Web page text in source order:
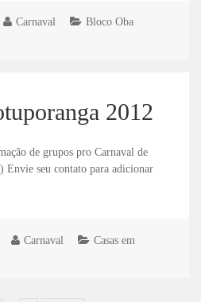
Carnaval
Bloco Oba
2012
de grupos pro Carnaval de
Envie seu contato para adicionar
Carnaval
Casas em